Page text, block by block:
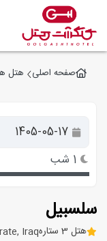
صفحه اصلی هتل
سلسبیل
هتل 3 ستاره Iraq
1 شب